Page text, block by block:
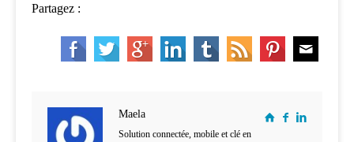
Partagez :
Maela
Solution connectée, mobile et clé en